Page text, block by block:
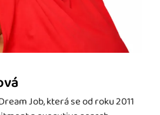
Job, která se od roku 2011